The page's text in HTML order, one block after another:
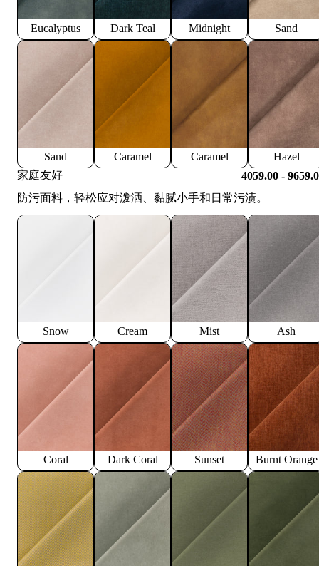
Eucalyptus Dark Teal Midnight Sand
Sand Caramel Caramel
Hazel
家庭友好
4059.00 -
防污面料，轻松应对泼洒、黏腻小手和日常污渍。
Snow Cream Mist Ash
Coral Dark Coral Sunset Burnt Orange